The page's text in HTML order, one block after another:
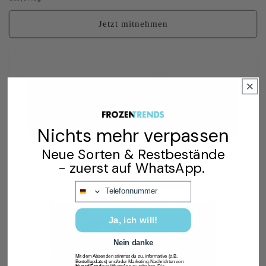
Jetzt mitnehmen
Nichts mehr verpassen
Neue Sorten & Restbestände
- zuerst auf WhatsApp.
Whastapp
Ja, ich will!
Nein danke
Mit dem Absenden stimmst du zu, informative (z.B.
Bestellupdates) und/oder Marketing-Nachrichten von